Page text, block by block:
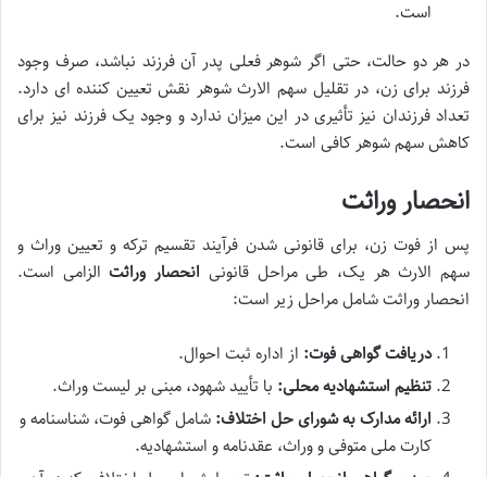
است.
در هر دو حالت، حتی اگر شوهر فعلی پدر آن فرزند نباشد، صرف وجود
فرزند برای زن، در تقلیل سهم الارث شوهر نقش تعیین کننده ای دارد.
تعداد فرزندان نیز تأثیری در این میزان ندارد و وجود یک فرزند نیز برای
کاهش سهم شوهر کافی است.
انحصار وراثت
پس از فوت زن، برای قانونی شدن فرآیند تقسیم ترکه و تعیین وراث و
سهم الارث هر یک، طی مراحل قانونی انحصار وراثتالزامی است.
انحصار وراثت شامل مراحل زیر است:
دریافت گواهی فوت: از اداره ثبت احوال.
تنظیم استشهادیه محلی: با تأیید شهود، مبنی بر لیست وراث.
ارائه مدارک به شورای حل اختلاف: شامل گواهی فوت، شناسنامه و
کارت ملی متوفی و وراث، عقدنامه و استشهادیه.